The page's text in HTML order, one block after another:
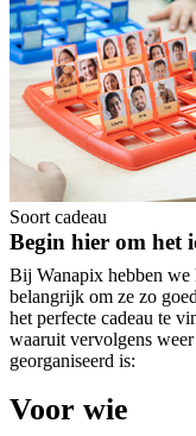
Soort cadeau
Begin hier om het
Bij Wanapix hebben we
belangrijk om ze zo
het perfecte cadeau te
waaruit vervolgens
georganiseerd is:
Voor wie